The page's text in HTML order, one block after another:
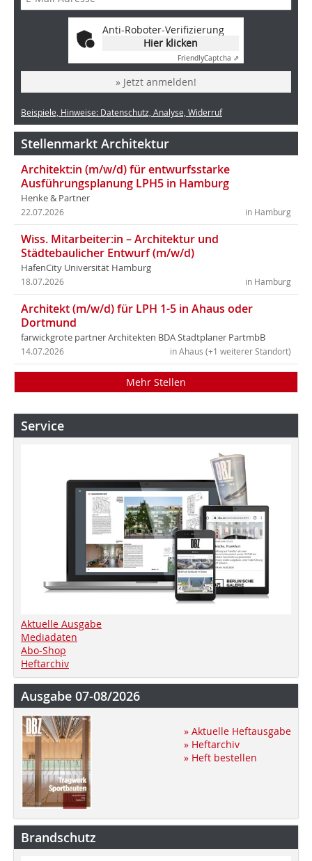
Anti-Roboter-Verifizierung
Hier klicken
FriendlyCaptcha ⇗
» Jetzt anmelden!
Beispiele, Hinweise: Datenschutz, Analyse, Widerruf
Stellenmarkt Architektur
Architekt:in (m/w/d) für entwurfsstarke
Ausführungsplanung LPH5 in Hamburg
Henke & Partner
in Hamburg
22.07.2026
Wiss. Mitarbeiter:in – Architektur und
Städtebaulicher Entwurf (m/w/d)
HafenCity Universität Hamburg
in Hamburg
18.07.2026
Architekt (m/w/d) für LPH 1-5 in Ahaus oder
Dortmund
farwickgrote partner Architekten BDA Stadtplaner PartmbB
in Ahaus (+1 weiterer Standort)
14.07.2026
Mehr Stellen
Service
Aktuelle Ausgabe
Mediadaten
Abo-Shop
Heftarchiv
Ausgabe 07-08/2026
» Aktuelle Heftausgabe
» Heftarchiv
» Heft bestellen
Brandschutz